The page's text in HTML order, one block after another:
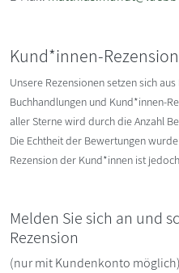
Kund*innen-
Unsere Rezensionen setzen sich
Buchhandlungen und Kund*innen-
aller Sterne wird durch die Anzahl
Die Echtheit der Bewertungen
Rezension der Kund*innen ist
Melden Sie sich an und
Rezension
(nur mit Kundenkonto möglich)